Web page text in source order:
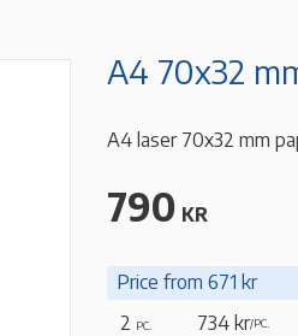
A4 70x32
A4 laser 70x32 mm
790 KR
Price from 671 kr
2 PC. 734 kr/PC.